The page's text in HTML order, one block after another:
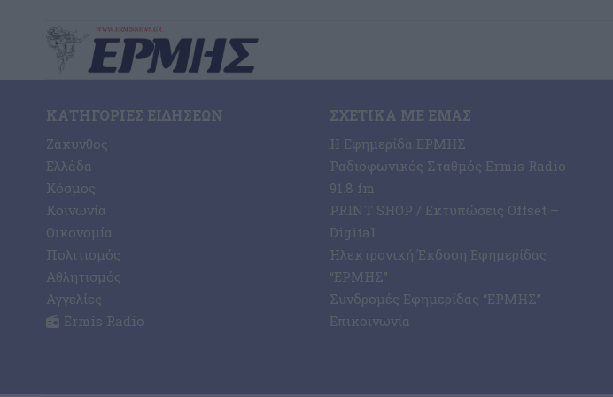
ΚΑΤΗΓΟΡΊΕΣ ΕΙΔΉΣΕΩΝ
Ζάκυνθος
Ελλάδα
Κόσμος
Κοινωνία
Οικονομία
Πολιτισμός
Αθλητισμός
Αγγελίες
Ermis Radio
ΣΧΕΤΙΚΆ ΜΕ ΕΜΆΣ
Η Εφημερίδα ΕΡΜΗΣ
Ραδιοφωνικός Σταθμός Ermis Radio
91.8 fm
PRINT SHOP / Εκτυπώσεις Offset –
Digital
Ηλεκτρονική Έκδοση Εφημερίδας
“ΕΡΜΗΣ”
Συνδρομές Εφημερίδας “ΕΡΜΗΣ”
Επικοινωνία